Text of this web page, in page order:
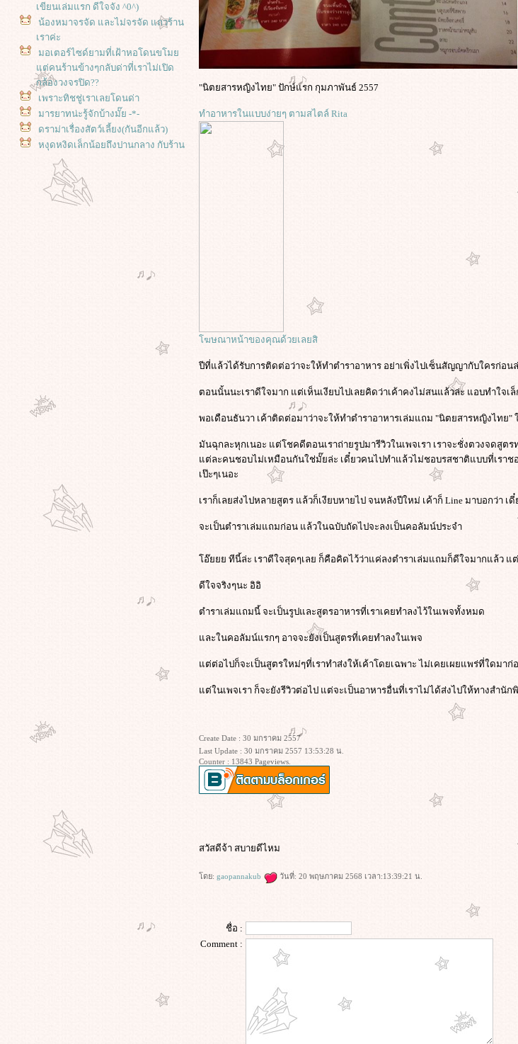
เขียนเล่มแรก ดีใจจัง ^0^)
น้องหมาจรจัด และไม่จรจัด แถวร้าน
เราค่ะ
มอเตอร์ไซด์ยามที่เฝ้าหอโดนขโม
ต่คนร้านข้างๆกลับด่าที่เราไม่เปิด
กล้องวงจรปิด??
เพราะทิชชู่เราเลยโดนด่า
มารยาทน่ะรู้จักบ้างมั๊ย -*-
ดราม่าเรื่องสัตว์เลี้ยง(กันอีกแล้ว)
หงุดหงิดเล็กน้อยถึงปานกลาง กับร้าน
ปลาหมึกปิ้งตลาดมหาสิน
หงุดหงิดค่ะ หงุดหงิด เกี่ยวกับครีม
ชีสโฮมเมด
เค้าเหมือนกระเทยตรงหนา
"นิตยสารหญิงไทย" ปักษ์แรก กุมภาพันธ์ 2557
ทำอาหารในแบบง่ายๆ ตามสไตล์ Rita
ฆษณาหน้าของคุณด้วยเลยสิ
ปีที่แล้วได้รับการติดต่อว่าจะให้ทำตำราอาหาร อย่าเพิ่งไปเซ็นสัญญากับใครก่อน
ตอนนั้นนะเราดีใจมาก แต่เห็นเงียบไปเลยคิดว่าเค้าคงไม่สนแล้วล่ะ แอบทำใจเ
พอเดือนธันวา เค้าติดต่อมาว่าจะให้ทำตำราอาหารเล่มแถม "นิตยสารหญิงไทย"
มันฉุกละหุกเนอะ แต่โชคดีตอนเราถ่ายรูปมารีวิวในเพจเรา เราจะชั่งตวงจดสูตร
ต่ละคนชอบไม่เหมือนกันใช่มั๊ยล่ะ เดี๋ยวคนไปทำแล้วไม่ชอบรสชาติแบบที่เราช
เป๊ะๆเนอะ
เราก็เลยส่งไปหลายสูตร แล้วก็เงียบหายไป จนหลังปีใหม่ เค้าก็ Line มาบอกว่า เ
จะเป็นตำราเล่มแถมก่อน แล้วในฉบับถัดไปจะลงเป็นคอลัมน์ประจำ
อ๊ยยย ทีนี้ล่ะ เราดีใจสุดๆเลย ก็คือคิดไว้ว่าแค่ลงตำราเล่มแถมก็ดีใจมากแล้ว
ดีใจจริงๆนะ อิอิ
ตำราเล่มแถมนี้ จะเป็นรูปและสูตรอาหารที่เราเคยทำลงไว้ในเพจทั้งหมด
ละในคอลัมน์แรกๆ อาจจะยังเป็นสูตรที่เคยทำลงในเพจ
ต่ต่อไปก็จะเป็นสูตรใหม่ๆที่เราทำส่งให้เค้าโดยเฉพาะ ไม่เคยเผยแพร่ที่ใดมาก่
ต่ในเพจเรา ก็จะยังรีวิวต่อไป แต่จะเป็นอาหารอื่นที่เราไม่ได้ส่งไปให้ทางสำนัก
Create Date : 30 มกราคม 2557
Last Update : 30 มกราคม 2557 13:53:28 น.
Counter : 13843 Pageviews.
สวัสดีจ้า สบายดีไหม
ดย: gaopannakub วันที่: 20 พฤษภาคม 2568 เวลา:13:39:21 น.
ชื่อ :
Comment :